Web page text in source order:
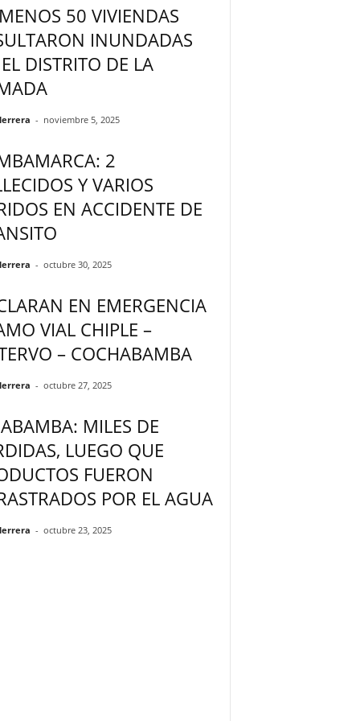
50 VIVIENDAS
INUNDADAS
DISTRITO DE LA
- noviembre 5, 2025
2
Y VARIOS
EN ACCIDENTE DE
- octubre 30, 2025
EN EMERGENCIA
VIAL CHIPLE –
– COCHABAMBA
- octubre 27, 2025
MILES DE
LUEGO QUE
FUERON
POR EL AGUA
- octubre 23, 2025